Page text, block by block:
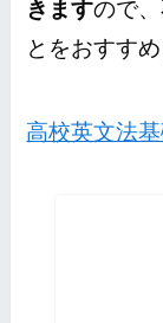
きますので
とをおすすめ
高校英文法